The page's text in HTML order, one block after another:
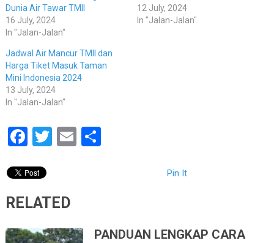
Dunia Air Tawar TMII
16 July, 2024
In "Jalan-Jalan"
12 July, 2024
In "Jalan-Jalan"
Jadwal Air Mancur TMII dan
Harga Tiket Masuk Taman
Mini Indonesia 2024
13 July, 2024
In "Jalan-Jalan"
Facebook
Twitter
EmailShare
Pin It
RELATED
PANDUAN LENGKAP CARA